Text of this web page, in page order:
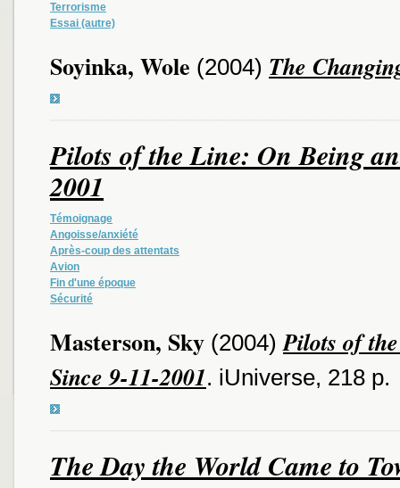
Terrorisme
Essai (autre)
Soyinka, Wole (2004) The
Pilots of the Line: On Being
2001
Témoignage
Angoisse/anxiété
Après-coup des attentats
Avion
Fin d'une époque
Sécurité
Masterson, Sky (2004)Pilots of
Since 9-11-2001. iUniverse, 218 p.
The Day the World Came to